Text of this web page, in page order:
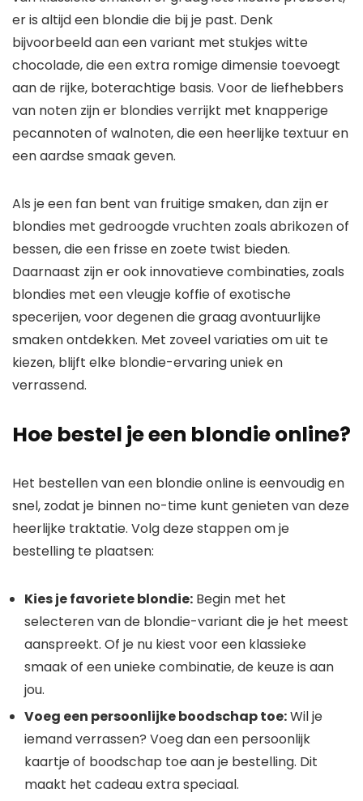
er is altijd een blondie die bij je past. Denk
bijvoorbeeld aan een variant met stukjes witte
chocolade, die een extra romige dimensie toevoegt
aan de rijke, boterachtige basis. Voor de liefhebbers
van noten zijn er blondies verrijkt met knapperige
pecannoten of walnoten, die een heerlijke textuur en
een aardse smaak geven.
Als je een fan bent van fruitige smaken, dan zijn er
blondies met gedroogde vruchten zoals abrikozen of
bessen, die een frisse en zoete twist bieden.
Daarnaast zijn er ook innovatieve combinaties, zoals
blondies met een vleugje koffie of exotische
specerijen, voor degenen die graag avontuurlijke
smaken ontdekken. Met zoveel variaties om uit te
kiezen, blijft elke blondie-ervaring uniek en
verrassend.
Hoe bestel je een blondie online?
Het bestellen van een blondie online is eenvoudig en
snel, zodat je binnen no-time kunt genieten van deze
heerlijke traktatie. Volg deze stappen om je
bestelling te plaatsen:
Kies je favoriete blondie: Begin met het
selecteren van de blondie-variant die je het meest
aanspreekt. Of je nu kiest voor een klassieke
smaak of een unieke combinatie, de keuze is aan
jou.
Voeg een persoonlijke boodschap toe:Wil je
iemand verrassen? Voeg dan een persoonlijk
kaartje of boodschap toe aan je bestelling. Dit
maakt het cadeau extra speciaal.